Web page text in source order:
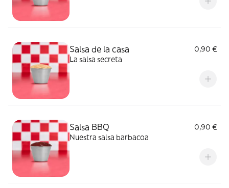
Salsa de la casa
0,90 €
La salsa secreta
Salsa BBQ
0,90 €
Nuestra salsa barbacoa